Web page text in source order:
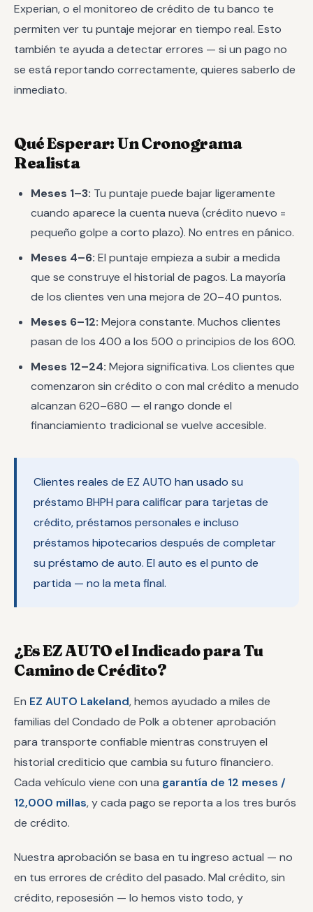
Experian, o el monitoreo de crédito de tu banco te
permiten ver tu puntaje mejorar en tiempo real. Esto
también te ayuda a detectar errores — si un pago no
se está reportando correctamente, quieres saberlo de
inmediato.
Qué Esperar: Un Cronograma
Realista
Meses 1–3: Tu puntaje puede bajar ligeramente
cuando aparece la cuenta nueva (crédito nuevo =
pequeño golpe a corto plazo). No entres en pánico.
Meses 4–6: El puntaje empieza a subir a medida
que se construye el historial de pagos. La mayoría
de los clientes ven una mejora de 20–40 puntos.
Meses 6–12: Mejora constante. Muchos clientes
pasan de los 400 a los 500 o principios de los 600.
Meses 12–24: Mejora significativa. Los clientes que
comenzaron sin crédito o con mal crédito a menudo
alcanzan 620–680 — el rango donde el
financiamiento tradicional se vuelve accesible.
Clientes reales de EZ AUTO han usado su
préstamo BHPH para calificar para tarjetas de
crédito, préstamos personales e incluso
préstamos hipotecarios después de completar
su préstamo de auto. El auto es el punto de
partida — no la meta final.
¿Es EZ AUTO el Indicado para Tu
Camino de Crédito?
En EZ AUTO Lakeland, hemos ayudado a miles de
familias del Condado de Polk a obtener aprobación
para transporte confiable mientras construyen el
historial crediticio que cambia su futuro financiero.
Cada vehículo viene con una garantía de 12 meses /
12,000 millas, y cada pago se reporta a los tres burós
de crédito.
Nuestra aprobación se basa en tu ingreso actual — no
en tus errores de crédito del pasado. Mal crédito, sin
crédito, reposesión — lo hemos visto todo, y